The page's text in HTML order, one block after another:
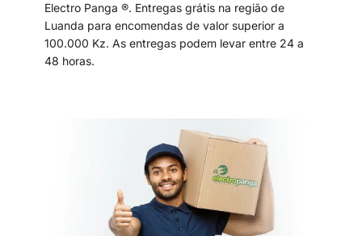
Electro Panga ®. Entregas grátis na região de
Luanda para encomendas de valor superior a
100.000 Kz. As entregas podem levar entre 24 a
48 horas.